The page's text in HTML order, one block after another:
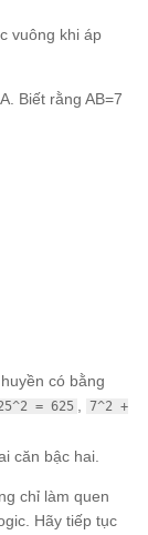
vuông khi áp
Biết rằng AB=7
có bằng
= 625 , 7^2 +
căn bậc hai.
chỉ làm quen
Hãy tiếp tục